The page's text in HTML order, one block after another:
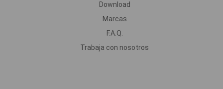
Download
Marcas
F.A.Q.
Trabaja con nosotros